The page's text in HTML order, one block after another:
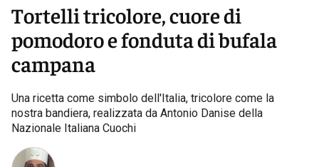
Tortelli tricolore, cuore di
pomodoro e fonduta di bufala
campana
Una ricetta come simbolo dell'Italia, tricolore come la
nostra bandiera, realizzata da Antonio Danise della
Nazionale Italiana Cuochi